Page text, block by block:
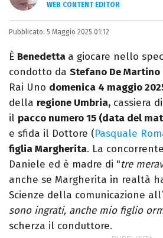
WEB CONTENT EDITOR
Laureata in Linguaggi
al mondo
Ho lavorato come web
freelance per diverse
Pubblicato: 5 Maggio 2025 01:12
È Benedetta a giocare nello
condotto da Stefano De Martino
Rai Uno domenica 4 maggio
della regione Umbria, cassiera
il pacco numero 15 (data del
e sfida il Dottore (Pasquale
figlia Margherita. La
Daniele ed è madre di "tre
anche se Margherita in realtà
Scienze della comunicazione
sono ingrati, anche mio figlio
scherza il conduttore.